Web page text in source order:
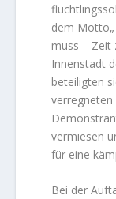
dem
muss – Zeit
Innenstadt
beteiligten
vermiesen
für eine
Bei der